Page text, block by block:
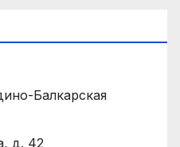
Балкарская
д. 42